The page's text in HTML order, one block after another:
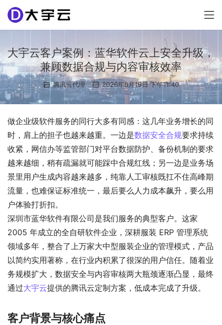
大宇云客户案例：蓝华软件云上安全升级，
兼顾数据合规与内容审核效率
腾讯云代理 2026年6月19日 下午11:40
做企业级软件服务的同行大多有同感：这几年业务增长的同
时，肩上的担子也越来越重。一边是数据安全合规要求持续
收紧，网信办等监管部门对平台数据防护、备份机制的要求
越来越细，稍有疏漏就可能踩中合规红线；另一边是业务场
景里用户生成内容越来越多，纯靠人工审核既扛不住高峰期
流量，也难保证标准统一，最后要么人力成本飙升，要么用
户体验打折扣。
深圳市蓝华软件有限公司是我们服务的典型客户。这家
2005 年成立的全自研软件企业，深耕服装 ERP 管理系统
领域多年，整合了上万家大中型服装企业的管理模式，产品
以简约实用著称，在行业内积累了很深的用户信任。随着业
务规模扩大，数据安全与内容审核两大瓶颈逐渐凸显，最终
通过大宇云提供的腾讯云定制方案，低成本完成了升级。
客户背景与核心痛点